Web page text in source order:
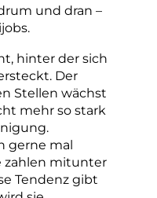
und dran –
hinter der sich
Der
Stellen wächst
mehr so stark
gerne mal
zahlen mitunter
Tendenz gibt